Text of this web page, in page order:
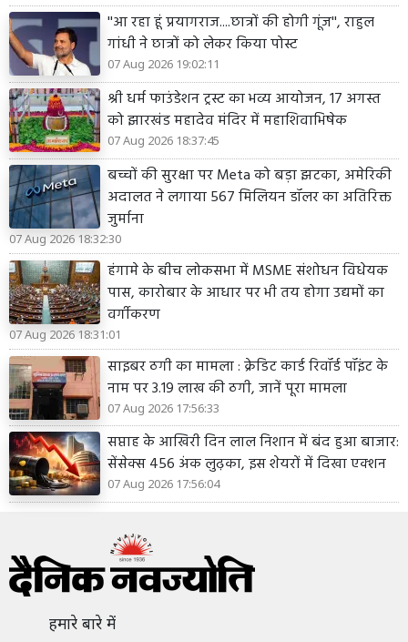
''आ रहा हूं प्रयागराज....छात्रों की होगी गूंज'', राहुल
गांधी ने छात्रों को लेकर किया पोस्ट
07 Aug 2026 19:02:11
श्री धर्म फाउंडेशन ट्रस्ट का भव्य आयोजन, 17 अगस्त
को झारखंड महादेव मंदिर में महाशिवाभिषेक
07 Aug 2026 18:37:45
बच्चों की सुरक्षा पर Meta को बड़ा झटका, अमेरिकी
अदालत ने लगाया 567 मिलियन डॉलर का अतिरिक्त
जुर्माना
07 Aug 2026 18:32:30
हंगामे के बीच लोकसभा में MSME संशोधन विधेयक
पास, कारोबार के आधार पर भी तय होगा उद्यमों का
वर्गीकरण
07 Aug 2026 18:31:01
साइबर ठगी का मामला : क्रेडिट कार्ड रिवॉर्ड पॉइंट के
नाम पर 3.19 लाख की ठगी, जानें पूरा मामला
07 Aug 2026 17:56:33
सप्ताह के आखिरी दिन लाल निशान में बंद हुआ बाजार:
सेंसेक्स 456 अंक लुढ़का, इस शेयरों में दिखा एक्शन
07 Aug 2026 17:56:04
हमारे बारे में